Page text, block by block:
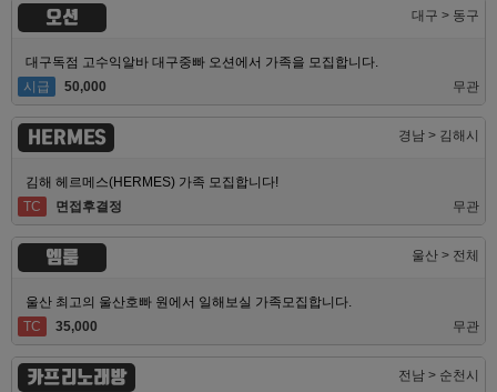
오션 대구 > 동구
대구독점 고수익알바 대구중빠 오션에서 가족을 모집합니다.
시급
50,000 무관
HERMES 경남 > 김해시
김해 헤르메스(HERMES) 가족 모집합니다!
TC
면접후결정 무관
엠룸 울산 > 전체
울산 최고의 울산호빠 원에서 일해보실 가족모집합니다.
TC
35,000 무관
카프리노래방 전남 > 순천시